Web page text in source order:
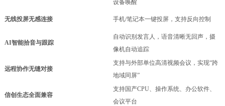
设备唤醒
无线投屏无感连接 手机/笔记本一键投屏，支持反向控制
AI智能拾音与跟踪
自动识别发言人，语音清晰无回声，摄
像机自动追踪
远程协作无缝对接
支持与外部单位高清视频会议，实现“跨
地域同屏”
信创生态全面兼容
支持国产CPU、操作系统、办公软件、
会议平台